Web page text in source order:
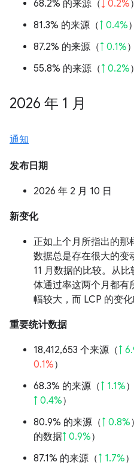
68.2% 的来源（↓ 0.2%
81.3% 的来源（↑ 0.4%
87.2% 的来源（↑ 0.1%
55.8% 的来源（↑ 0.2%
2026 年 1 月
通知
发布日期
2026 年 2 月 10 日
新变化
正如上个月所指出的那
数据总是存在很大的变
11 月数据的比较。从
体通过率这两个月都有
幅较大，而 LCP 的变化
重要统计数据
18,412,653 个来源（↑
0.1%）
68.3% 的来源（↑ 1.1%
↑ 0.4%）
80.9% 的来源（↑ 0.8%
的数据↑ 0.9%）
87.1% 的来源（↑ 1.7%